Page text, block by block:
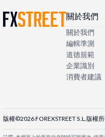
關於我們
關於我們
編輯準測
道德規範
企業識別
消費者建議
版權©2026 FOREXSTREET S.L.版權